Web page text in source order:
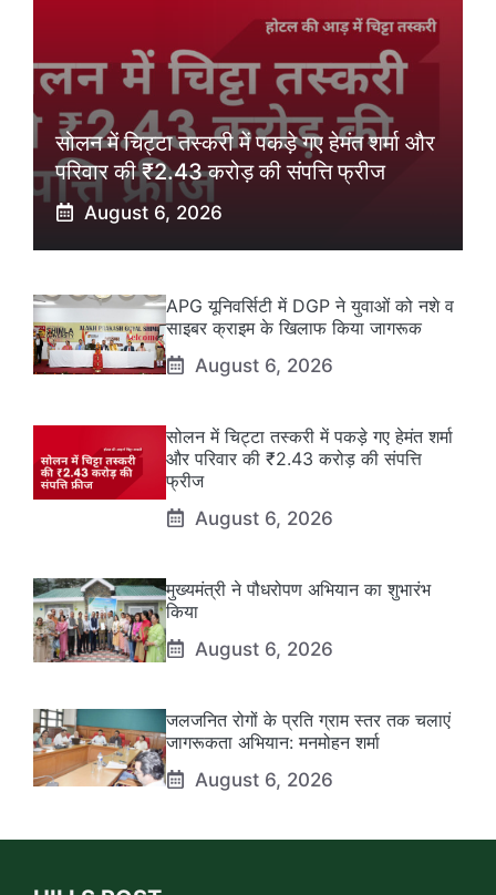
सोलन में चिट्टा तस्करी में पकड़े गए हेमंत शर्मा और
परिवार की ₹2.43 करोड़ की संपत्ति फ्रीज
August 6, 2026
APG यूनिवर्सिटी में DGP ने युवाओं को नशे व
साइबर क्राइम के खिलाफ किया जागरूक
August 6, 2026
सोलन में चिट्टा तस्करी में पकड़े गए हेमंत शर्मा
और परिवार की ₹2.43 करोड़ की संपत्ति
फ्रीज
August 6, 2026
मुख्यमंत्री ने पौधरोपण अभियान का शुभारंभ
किया
August 6, 2026
जलजनित रोगों के प्रति ग्राम स्तर तक चलाएं
जागरूकता अभियान: मनमोहन शर्मा
August 6, 2026